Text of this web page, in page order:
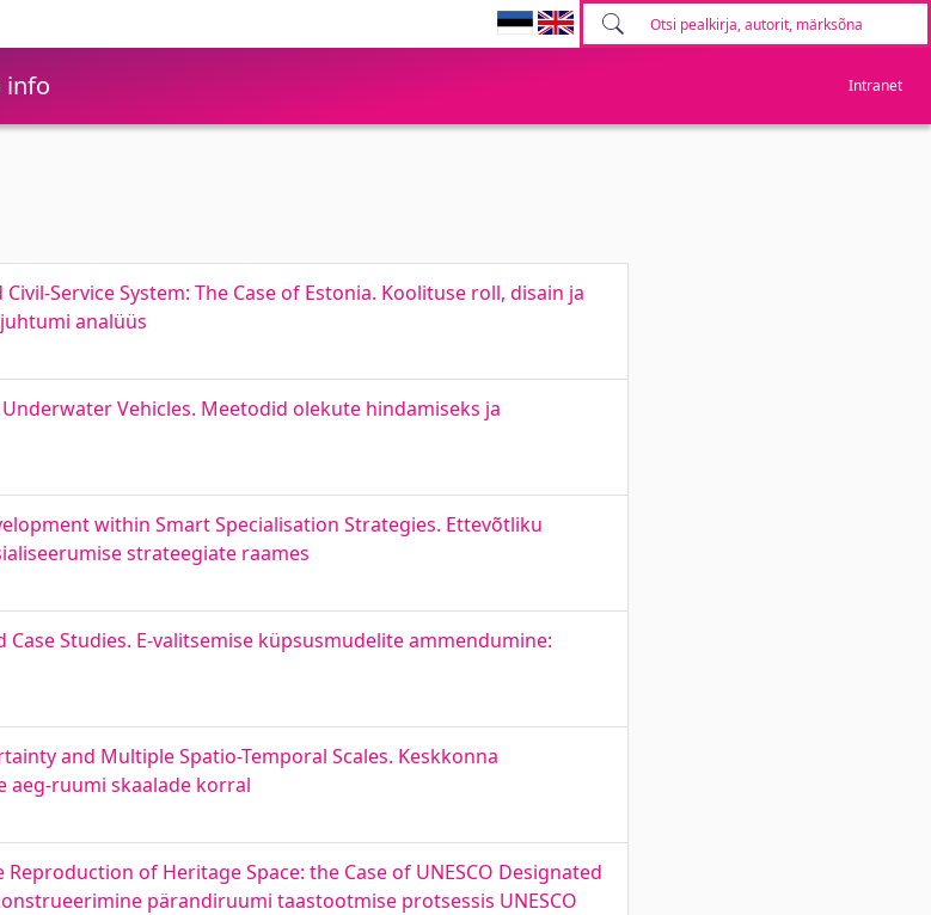
info Intranet
Service System: The Case of Estonia. Koolituse roll, disain ja
analüüs
Vehicles. Meetodid olekute hindamiseks ja
within Smart Specialisation Strategies. Ettevõtliku
strateegiate raames
Studies. E-valitsemise küpsusmudelite ammendumine:
and Multiple Spatio-Temporal Scales. Keskkonna
aeg-ruumi skaalade korral
of Heritage Space: the Case of UNESCO Designated
pärandiruumi taastootmise protsessis UNESCO